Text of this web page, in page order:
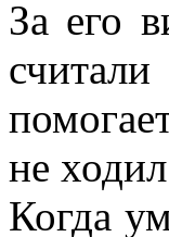
За его
не
Когда